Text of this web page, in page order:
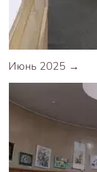
Июнь 2025 →